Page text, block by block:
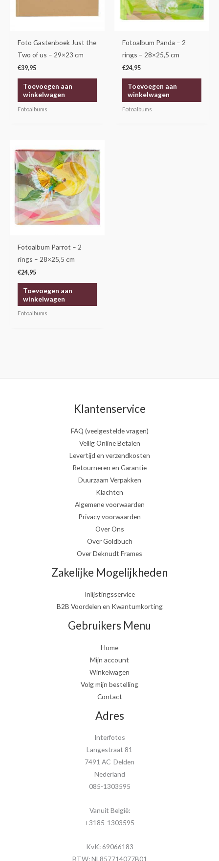
Foto Gastenboek Just the
Two of us – 29×23 cm
€39,95
Toevoegen aan
winkelwagen
Fotoalbums
Fotoalbum Panda – 2
rings – 28×25,5 cm
€24,95
Toevoegen aan
winkelwagen
Fotoalbums
Fotoalbum Parrot – 2
rings – 28×25,5 cm
€24,95
Toevoegen aan
winkelwagen
Fotoalbums
Klantenservice
FAQ (veelgestelde vragen)
Veilig Online Betalen
Levertijd en verzendkosten
Retourneren en Garantie
Duurzaam Verpakken
Klachten
Algemene voorwaarden
Privacy voorwaarden
Over Ons
Over Goldbuch
Over Deknudt Frames
Zakelijke Mogelijkheden
Inlijstingsservice
B2B Voordelen en Kwantumkorting
Gebruikers Menu
Home
Mijn account
Winkelwagen
Volg mijn bestelling
Contact
Adres
Interfotos
Langestraat 81
7491 AC Delden
Nederland
085-1303595
Vanuit België:
+3185-1303595
KvK: 69066183
BTW: NL857714077B01